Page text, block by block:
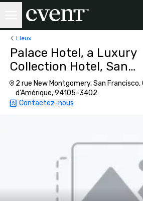
Lieux
Palace Hotel, a Luxury
Collection Hotel, San
Francisco
2 rue New Montgomery, San
d'Amérique, 94105-3402
Contactez-nous